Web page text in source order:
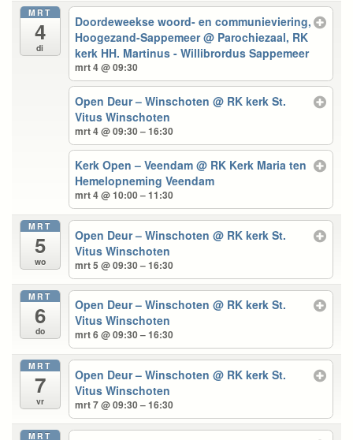
MRT
4
di
Doordeweekse woord- en communieviering,
Hoogezand-Sappemeer@ Parochiezaal, RK
kerk HH. Martinus - Willibrordus Sappemeer
mrt 4 @ 09:30
Open Deur – Winschoten@ RK kerk St.
Vitus Winschoten
mrt 4 @ 09:30 – 16:30
Kerk Open – Veendam@ RK Kerk Maria ten
Hemelopneming Veendam
mrt 4 @ 10:00 – 11:30
MRT
5
wo
Open Deur – Winschoten@ RK kerk St.
Vitus Winschoten
mrt 5 @ 09:30 – 16:30
MRT
6
do
Open Deur – Winschoten@ RK kerk St.
Vitus Winschoten
mrt 6 @ 09:30 – 16:30
MRT
7
vr
Open Deur – Winschoten@ RK kerk St.
Vitus Winschoten
mrt 7 @ 09:30 – 16:30
MRT